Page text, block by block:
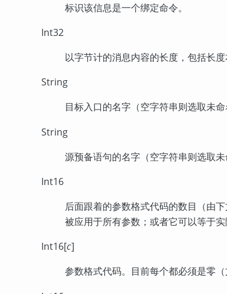
标识该信息是一个绑定命令。
Int32
以字节计的消息内容的长度，包括长度
String
目标入口的名字（空字符串则选取未命
String
源预备语句的名字（空字符串则选取未
Int16
后面跟着的参数格式代码的数目（由
被应用于所有参数；或者它可以等于实
Int16[C]
参数格式代码。目前每个都必须是零（